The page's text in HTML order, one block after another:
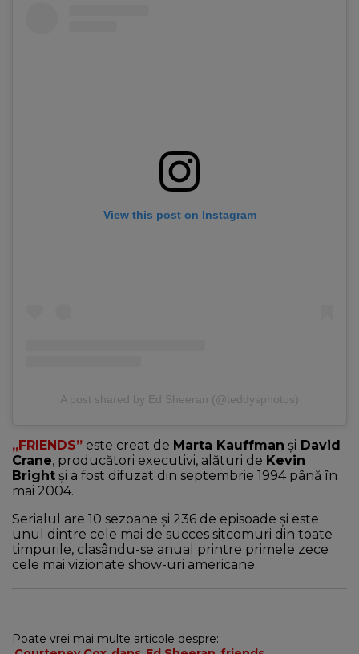
View this post on Instagram
A post shared by Ed Sheeran (@teddysphotos)
„FRIENDS” este creat de Marta Kauffman şi David
Crane, producători executivi, alături de Kevin
Bright și a fost difuzat din septembrie 1994 până în
mai 2004.
Serialul are 10 sezoane și 236 de episoade și este
unul dintre cele mai de succes sitcomuri din toate
timpurile, clasându-se anual printre primele zece
cele mai vizionate show-uri americane.
Poate vrei mai multe articole despre: